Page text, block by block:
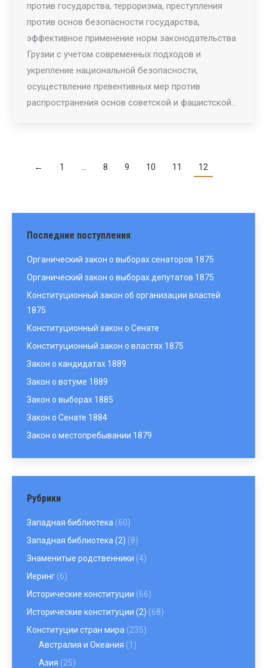
против государства, терроризма, преступления
против основ безопасности государства,
эффективное применение норм законодательства
Грузии с учетом современных подходов и
укрепление национальной безопасности,
осуществление превентивных мер против
распространения основ советской и фашистской…
← 1 … 8 9 10 11 12
Последние поступления
Органический закон о выборах сенаторов 1875
Органический закон о выборах депутатов 1875
Конституционный закон об организации властей
1875
Конституционный закон о Сенате
Конституционный закон о властях 1875
Закон о кандидатах 1889
Закон о вотуме 1889
Закон о выборах 1885
Закон о Сенате 1884
Закон о местопребывании 1879
Рубрики
Западная библиотека (60)
Западная библиотека (2) (8)
Знаменитые родственники (4)
Иеринг (6)
Исторические конституции (66)
Исторические конституции (2) (68)
Конституции стран мира (235)
Австралия и Океания (1)
Азия (25)